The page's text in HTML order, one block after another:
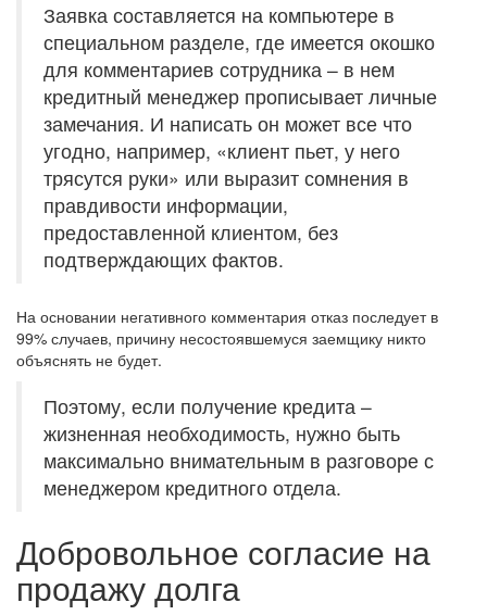
Заявка составляется на компьютере в
специальном разделе, где имеется окошко
для комментариев сотрудника – в нем
кредитный менеджер прописывает личные
замечания. И написать он может все что
угодно, например, «клиент пьет, у него
трясутся руки» или выразит сомнения в
правдивости информации,
предоставленной клиентом, без
подтверждающих фактов.
На основании негативного комментария отказ последует в
99% случаев, причину несостоявшемуся заемщику никто
объяснять не будет.
Поэтому, если получение кредита –
жизненная необходимость, нужно быть
максимально внимательным в разговоре с
менеджером кредитного отдела.
Добровольное согласие на
продажу долга